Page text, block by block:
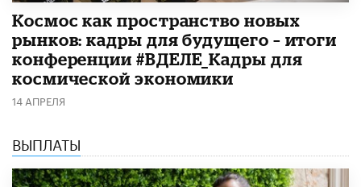
Космос как пространство новых
рынков: кадры для будущего – итоги
конференции #ВДЕЛЕ_Кадры для
космической экономики
14 АПРЕЛЯ
ВЫПЛАТЫ